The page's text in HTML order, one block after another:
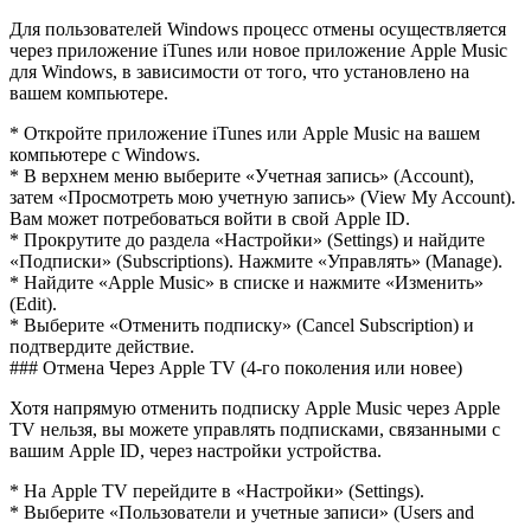
Для пользователей Windows процесс отмены осуществляется
через приложение iTunes или новое приложение Apple Music
для Windows, в зависимости от того, что установлено на
вашем компьютере.
* Откройте приложение iTunes или Apple Music на вашем
компьютере с Windows.
* В верхнем меню выберите «Учетная запись» (Account),
затем «Просмотреть мою учетную запись» (View My Account).
Вам может потребоваться войти в свой Apple ID.
* Прокрутите до раздела «Настройки» (Settings) и найдите
«Подписки» (Subscriptions). Нажмите «Управлять» (Manage).
* Найдите «Apple Music» в списке и нажмите «Изменить»
(Edit).
* Выберите «Отменить подписку» (Cancel Subscription) и
подтвердите действие.
### Отмена Через Apple TV (4-го поколения или новее)
Хотя напрямую отменить подписку Apple Music через Apple
TV нельзя, вы можете управлять подписками, связанными с
вашим Apple ID, через настройки устройства.
* На Apple TV перейдите в «Настройки» (Settings).
* Выберите «Пользователи и учетные записи» (Users and